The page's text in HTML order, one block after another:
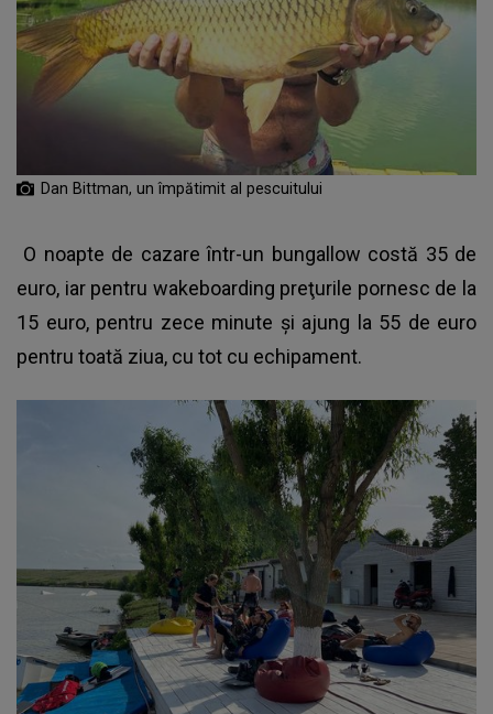
Dan Bittman, un împătimit al pescuitului
O noapte de cazare într-un bungallow costă 35 de
euro, iar pentru wakeboarding preţurile pornesc de la
15 euro, pentru zece minute şi ajung la 55 de euro
pentru toată ziua, cu tot cu echipament.